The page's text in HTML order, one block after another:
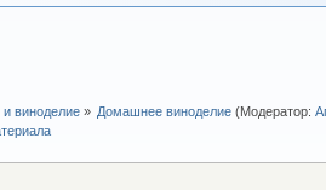
и виноделие» Домашнее виноделие(Модератор: